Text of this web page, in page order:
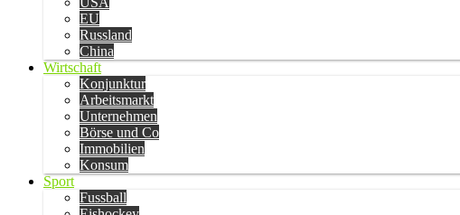
EU
Russland
China
Wirtschaft
Konjunktur
Arbeitsmarkt
Unternehmen
Börse und Co
Immobilien
Konsum
Sport
Fussball